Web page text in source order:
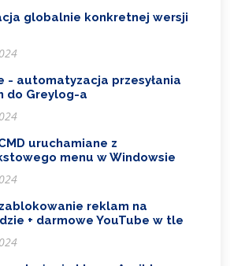
globalnie konkretnej wersji
- automatyzacja przesyłania
do Greylog-a
uruchamiane z
menu w Windowsie
zablokowanie reklam na
+ darmowe YouTube w tle